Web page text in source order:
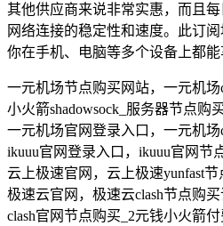
其他供应商来说非常实惠，而且
网络连接的稳定性和速度。此订
你在手机、电脑等多个设备上都能
一元机场节点购买网站，一元机场
小火箭shadowsock_服务器节点购
一元机场官网登录入口，一元机场
ikuuu官网登录入口，ikuuu官网节
云上极速官网，云上极速yunfast
极速云官网，极速云clash节点购
clash官网节点购买_2元钱小火箭